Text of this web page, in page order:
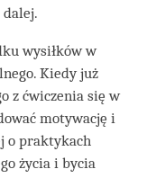
dalej.
wysiłków w
Kiedy już
z ćwiczenia się w
motywację i
o praktykach
życia i bycia